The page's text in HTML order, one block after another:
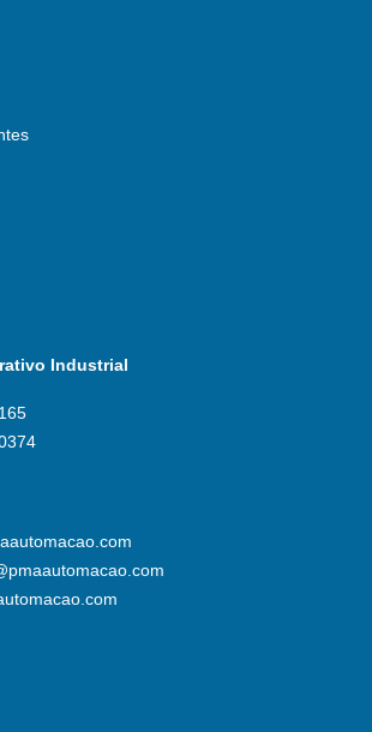
Industrial